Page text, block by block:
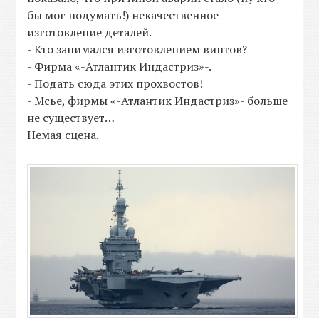
бы мог подумать!) некачественное
изготовление деталей.
- Кто занимался изготовлением винтов?
- Фирма «-Атлантик Индастриз»-.
- Подать сюда этих прохвостов!
- Мсье, фирмы «-Атлантик Индастриз»- больше
не существует…
Немая сцена.
-